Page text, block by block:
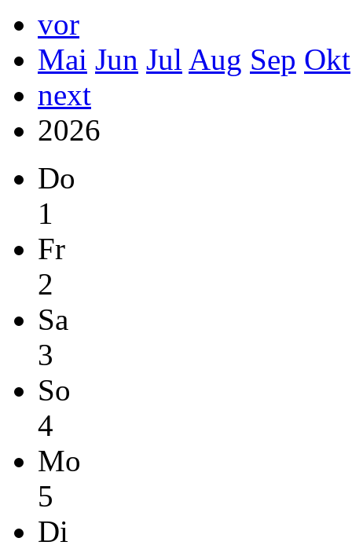
vor
Mai Jun Jul Aug Sep Okt
next
2026
Do
1
Fr
2
Sa
3
So
4
Mo
5
Di